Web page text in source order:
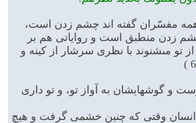
مفسّران گفته اند چشم زدن است،
زدن منطبق است و روایاتی هم بر
تو مى‏شنوند با نظرى سرشار از كينه و
و گوشهایشان به آواز تو، و تو دارى
انسان وقتى که چنین خشمى گرفت و هیچ